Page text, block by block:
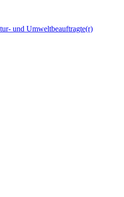
und Umweltbeauftragte(r)